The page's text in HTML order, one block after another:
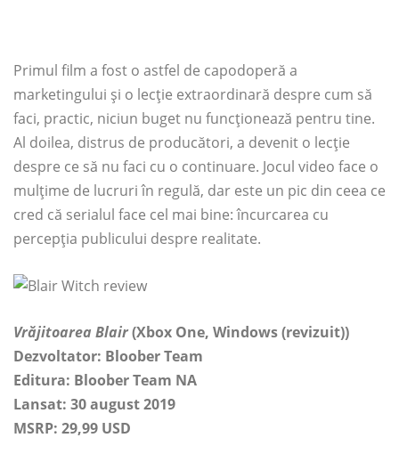
Primul film a fost o astfel de capodoperă a
marketingului și o lecție extraordinară despre cum să
faci, practic, niciun buget nu funcționează pentru tine.
Al doilea, distrus de producători, a devenit o lecție
despre ce să nu faci cu o continuare. Jocul video face o
mulțime de lucruri în regulă, dar este un pic din ceea ce
cred că serialul face cel mai bine: încurcarea cu
percepția publicului despre realitate.
Vrăjitoarea Blair(Xbox One, Windows (revizuit))
Dezvoltator: Bloober Team
Editura: Bloober Team NA
Lansat: 30 august 2019
MSRP: 29,99 USD